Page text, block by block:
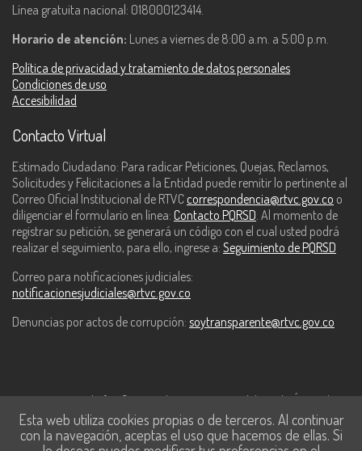
Línea gratuita nacional: 018000123414.
Horario de atención: Lunes a viernes de 8:00 a.m. a 5:00 p.m.
Política de privacidad y tratamiento de datos personales
Condiciones de uso
Accesibilidad
Contacto Virtual
Estimado Ciudadano: Para radicar Peticiones, Quejas, Reclamos,
Solicitudes y Felicitaciones a la Entidad puede remitir lo pertinente al
Correo Oficial Institucional de RTVC correspondencia@rtvc.gov.co o
diligenciar el formulario en línea: Contacto PQRSD. Al momento de
registrar su petición, se generará un código con el cual usted podrá
realizar el seguimiento, para ello, ingrese a: Seguimiento de PQRSD
Correo para notificaciones judiciales:
notificacionesjudiciales@rtvc.gov.co
Denuncias por actos de corrupción: soytransparente@rtvc.gov.co
Este contenido fue financiado con recursos del Fondo Único de
Tecnologías de la Información y las Comunicaciones de MinTic.
Esta web utiliza cookies propias o de terceros. Al continuar
con la navegación, aceptas el uso que hacemos de ellas. Si